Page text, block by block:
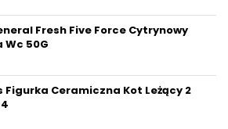
Fresh Five Force Cytrynowy
Wc 50G
Figurka Ceramiczna Kot Leżący 2